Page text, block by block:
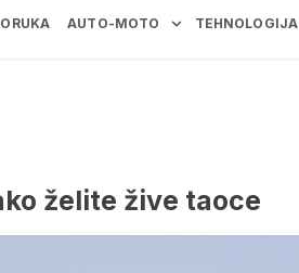
AUTO-MOTO TEHNOLOGIJA
želite žive taoce